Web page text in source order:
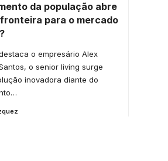
da população abre
para o mercado
o empresário Alex
o senior living surge
inovadora diante do